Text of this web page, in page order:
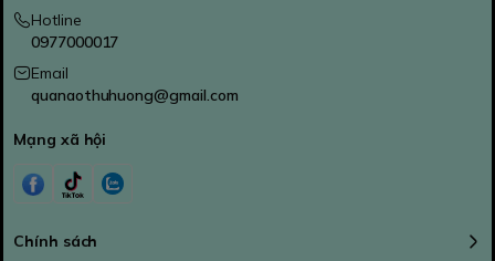
Hotline
0977000017
Email
quanaothuhuong@gmail.com
Mạng xã hội
Chính sách